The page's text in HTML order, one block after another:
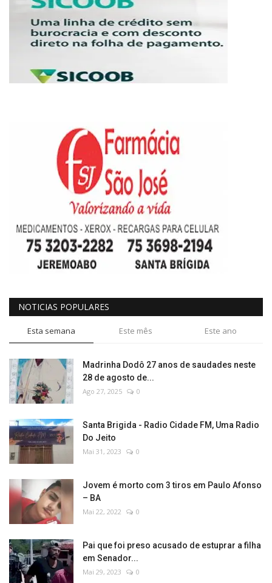
NOTICIAS POPULARES
Esta semana Este mês Este ano
Madrinha Dodô 27 anos de saudades neste
28 de agosto de...
Ago 27, 2025 0
Santa Brigida - Radio Cidade FM, Uma Radio
Do Jeito
Mai 31, 2023 0
Jovem é morto com 3 tiros em Paulo Afonso
– BA
Mai 22, 2022 0
Pai que foi preso acusado de estuprar a filha
em Senador...
Mai 29, 2023 0